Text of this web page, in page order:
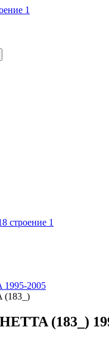
1
строение 1
1995-2005
(183_)
(183_)